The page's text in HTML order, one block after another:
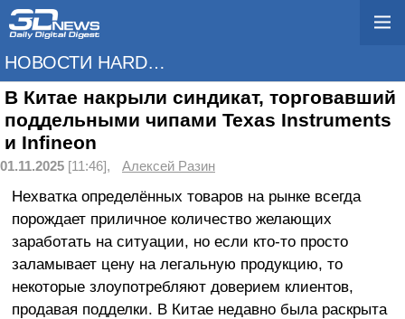
НОВОСТИ HARDWARE
В Китае накрыли синдикат, торговавший
поддельными чипами Texas Instruments
и Infineon
01.11.2025 [11:46], Алексей Разин
Нехватка определённых товаров на рынке всегда
порождает приличное количество желающих
заработать на ситуации, но если кто-то просто
заламывает цену на легальную продукцию, то
некоторые злоупотребляют доверием клиентов,
продавая подделки. В Китае недавно была раскрыта